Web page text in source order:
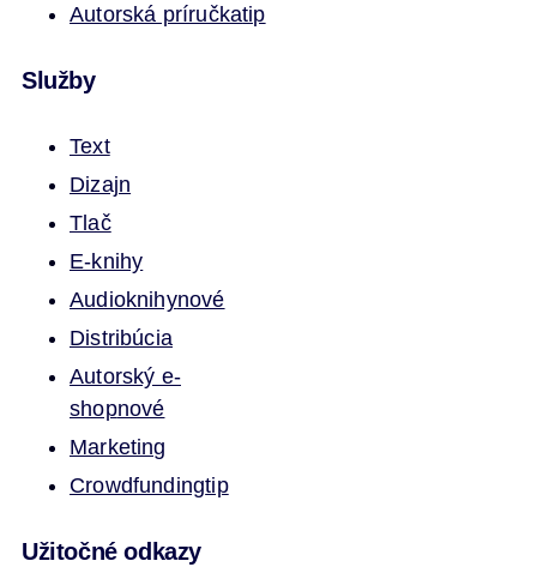
Autorská príručkatip
Služby
Text
Dizajn
Tlač
E-knihy
Audioknihynové
Distribúcia
Autorský e-
shopnové
Marketing
Crowdfundingtip
Užitočné odkazy